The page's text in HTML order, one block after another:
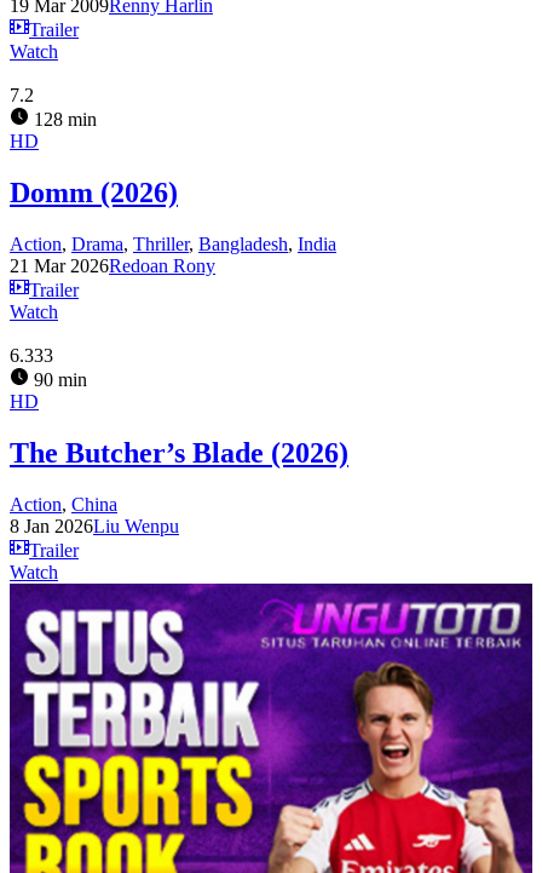
19 Mar 2009Renny Harlin
Trailer
Watch
7.2
128 min
HD
Domm (2026)
Action, Drama, Thriller, Bangladesh, India
21 Mar 2026Redoan Rony
Trailer
Watch
6.333
90 min
HD
The Butcher’s Blade (2026)
Action, China
8 Jan 2026Liu Wenpu
Trailer
Watch